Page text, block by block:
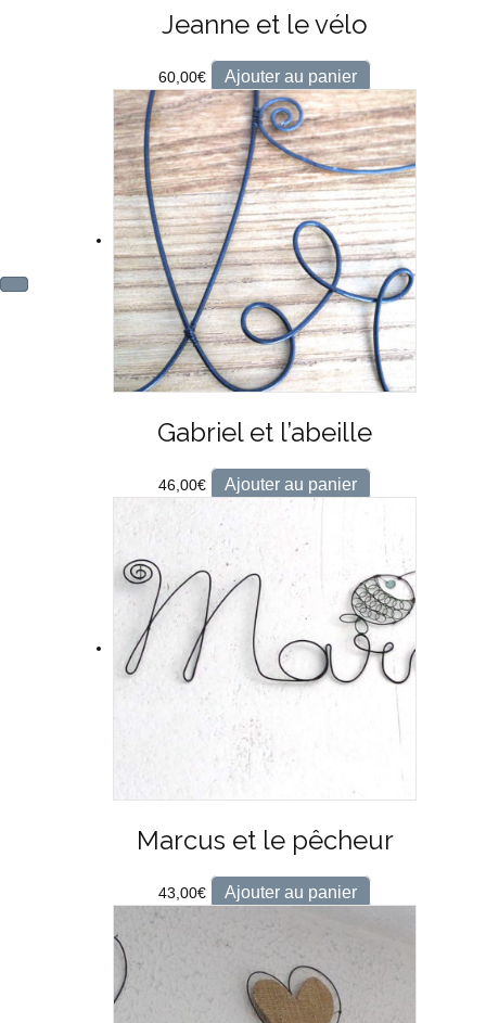
Jeanne et le vélo
60,00€ Ajouter au panier
Gabriel et l’abeille
46,00€ Ajouter au panier
Marcus et le pêcheur
43,00€ Ajouter au panier